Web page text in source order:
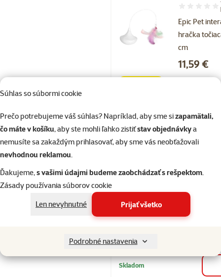
Súhlas so súbormi cookie
Prečo potrebujeme váš súhlas? Napríklad, aby sme sizapamätali,
čo máte v košíku, aby ste mohli ľahko zistiťstav objednávkya
nemusíte sa zakaždým prihlasovať, aby sme vás neobťažovali
nevhodnou reklamou.
Ďakujeme,s vašimi údajmi budeme zaobchádzať s rešpektom.
Zásady používania súborov cookie
Len nevyhnutné
Prijať všetko
Podrobné nastavenia
Epic Pet
hračka
cm
Hodnotenie
Cena
11,59 €
Skladom
Epic Pet
hračka
Cena
8,89 €
Skladom